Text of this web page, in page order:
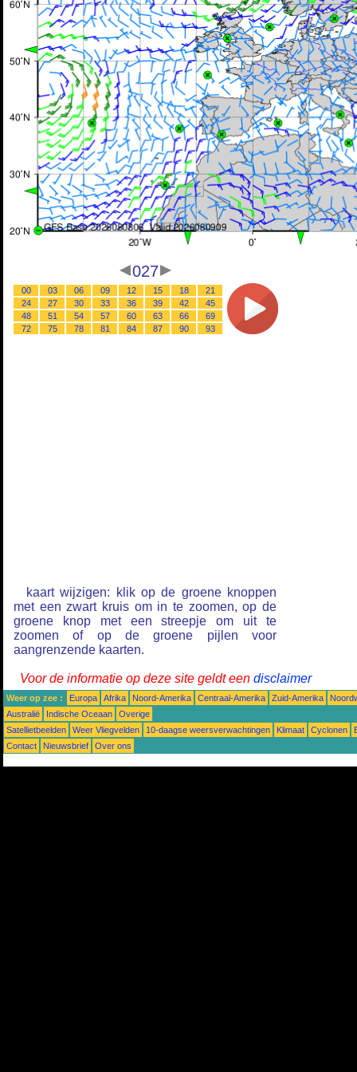
027
00 03 06 09 12 15 18
21
24
27 30 33 36 39 42
45
48
51 54 57 60 63 66
69
72
75 78 81 84 87 90 93
kaart wijzigen: klik op de groene knoppen
met een zwart kruis om in te zoomen, op de
groene knop met een streepje om uit te
zoomen of op de groene pijlen voor
aangrenzende kaarten.
Voor de informatie op deze site geldt een disclaimer
Weer op zee : Europa Afrika Noord-Amerika Centraal-Amerika Zuid-Amerika
Australië
Indische Oceaan
Overige
Satellietbeelden
Weer Vliegvelden 10-daagse weersverwachtingen Klimaat Cyclonen
Contact
Nieuwsbrief Over ons